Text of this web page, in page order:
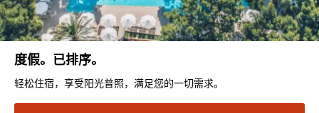
度假。已排序。
轻松住宿，享受阳光普照，满足您的一切需求。